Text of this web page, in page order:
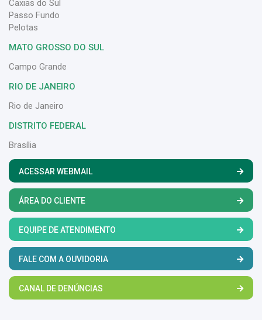
Caxias do Sul
Passo Fundo
Pelotas
MATO GROSSO DO SUL
Campo Grande
RIO DE JANEIRO
Rio de Janeiro
DISTRITO FEDERAL
Brasília
ACESSAR WEBMAIL
ÁREA DO CLIENTE
EQUIPE DE ATENDIMENTO
FALE COM A OUVIDORIA
CANAL DE DENÚNCIAS